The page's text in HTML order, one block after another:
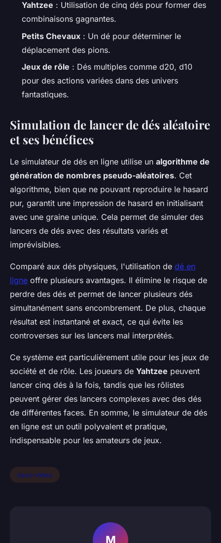
Yahtzee : Utilisation de cinq dés pour former des
combinaisons gagnantes.
Petits Chevaux : Un dé pour déterminer le
déplacement des pions.
Jeux de rôle : Dés multiples comme d20, d10
pour des actions variées dans des univers
fantastiques.
Simulation de lancer de dés aléatoire
et ses bénéfices
Le simulateur de dés en ligne utilise un algorithme de
génération de nombres pseudo-aléatoires. Cet
algorithme, bien que ne pouvant reproduire le hasard
pur, garantit une impression de hasard en initialisant
avec une graine unique. Cela permet de simuler des
lancers de dés avec des résultats variés et
imprévisibles.
Comparé aux dés physiques, l'utilisation de dé en
ligne offre plusieurs avantages. Il élimine le risque de
perdre des dés et permet de lancer plusieurs dés
simultanément sans encombrement. De plus, chaque
résultat est instantané et exact, ce qui évite les
controverses sur les lancers mal interprétés.
Ce système est particulièrement utile pour les jeux de
société et de rôle. Les joueurs de Yahtzee peuvent
lancer cinq dés à la fois, tandis que les rôlistes
peuvent gérer des lancers complexes avec des dés
de différentes faces. En somme, le simulateur de dés
en ligne est un outil polyvalent et pratique,
indispensable pour les amateurs de jeux.
Jeux-video
M